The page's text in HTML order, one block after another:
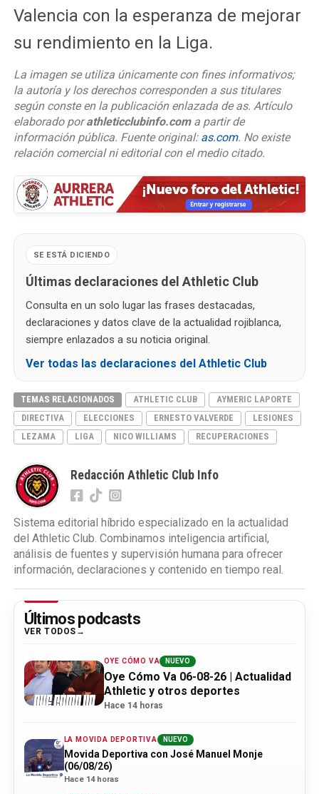
Valencia con la esperanza de mejorar
su rendimiento en la Liga.
La imagen se utiliza únicamente con fines informativos;
la autoría y los derechos corresponden a sus titulares
según conste en la publicación enlazada de as. Artículo
elaborado porathleticclubinfo.coma partir de
información pública. Fuente original: as.com. No existe
relación comercial ni editorial con el medio citado.
SE ESTÁ DICIENDO
Últimas declaraciones del Athletic Club
Consulta en un solo lugar las frases destacadas,
declaraciones y datos clave de la actualidad rojiblanca,
siempre enlazados a su noticia original.
Ver todas las declaraciones del Athletic Club
TEMAS RELACIONADOS ATHLETIC CLUB
AYMERIC LAPORTE
DIRECTIVA
ELECCIONES ERNESTO VALVERDE
LESIONES
LEZAMA
LIGA NICO WILLIAMS RECUPERACIONES
Redacción Athletic Club Info
Sistema editorial híbrido especializado en la actualidad
del Athletic Club. Combinamos inteligencia artificial,
análisis de fuentes y supervisión humana para ofrecer
información, declaraciones y contenido en tiempo real.
Últimos podcasts
VER TODOS
OYE CÓMO VA NUEVO
Oye Cómo Va 06-08-26 | Actualidad
Athletic y otros deportes
Hace 14 horas
LA MOVIDA DEPORTIVA NUEVO
Movida Deportiva con José Manuel Monje
(06/08/26)
Hace 14 horas